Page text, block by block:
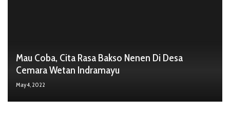
Mau Coba, Cita Rasa Bakso Nenen Di Desa
Cemara Wetan Indramayu
May 4, 2022